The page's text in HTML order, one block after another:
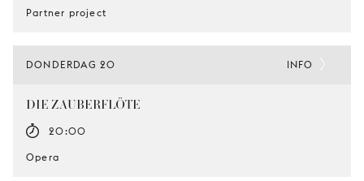
Partner project
DONDERDAG 20
DIE ZAUBERFLÖTE
20:00
Opera
INFO